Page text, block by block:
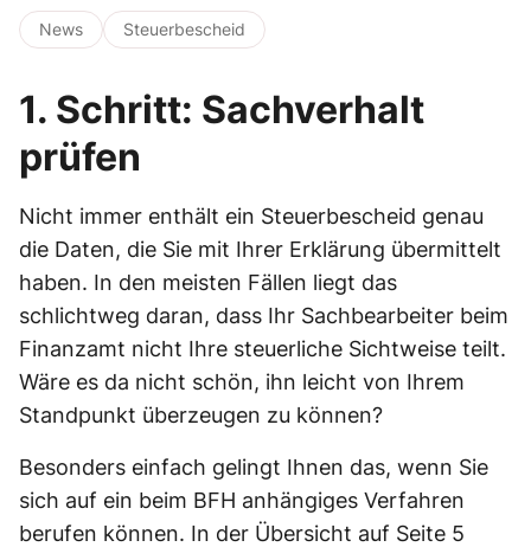
News Steuerbescheid
1. Schritt: Sachverhalt
prüfen
Nicht immer enthält ein Steuerbescheid genau
die Daten, die Sie mit Ihrer Erklärung übermittelt
haben. In den meisten Fällen liegt das
schlichtweg daran, dass Ihr Sachbearbeiter beim
Finanzamt nicht Ihre steuerliche Sichtweise teilt.
Wäre es da nicht schön, ihn leicht von Ihrem
Standpunkt überzeugen zu können?
Besonders einfach gelingt Ihnen das, wenn Sie
sich auf ein beim BFH anhängiges Verfahren
berufen können. In der Übersicht auf Seite 5